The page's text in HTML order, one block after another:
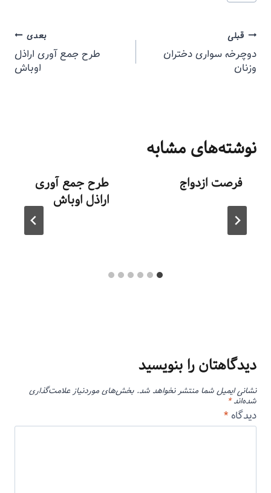
قبلی
دوچرخه سواری دختران
وزنان
بعدی
طرح جمع آوری اراذل
اوباش
نوشته‌های مشابه
فرصت ازدواج
توسط
شهریور ۸, ۱۳۹۳
طرح جمع آوری
اراذل اوباش
دیدگاهتان را بنویسید
نشانی ایمیل شما منتشر نخواهد شد. بخش‌های موردنیاز علامت‌گذاری
شده‌اند*
دیدگاه *